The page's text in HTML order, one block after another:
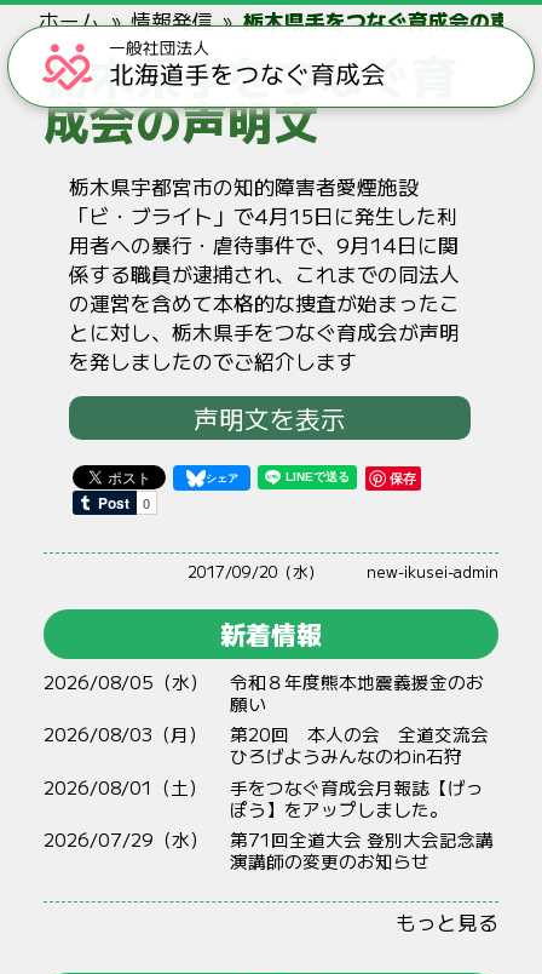
ホーム 情報発信 栃木県手をつなぐ育成会の声明
栃木県手をつなぐ育
成会の声明文
栃木県宇都宮市の知的障害者愛煙施設
「ビ・ブライト」で4月15日に発生した利
用者への暴行・虐待事件で、9月14日に関
係する職員が逮捕され、これまでの同法人
の運営を含めて本格的な捜査が始まったこ
とに対し、栃木県手をつなぐ育成会が声明
を発しましたのでご紹介します
声明文を表示
保存
2017/09/20（水） new-ikusei-admin
新着情報
2026/08/05（水）
令和８年度熊本地震義援金のお
願い
2026/08/03（月）
第20回 本人の会 全道交流会
ひろげようみんなのわin石狩
2026/08/01（土）
手をつなぐ育成会月報誌【げっ
ぽう】をアップしました。
2026/07/29（水）
第71回全道大会 登別大会記念講
演講師の変更のお知らせ
もっと見る